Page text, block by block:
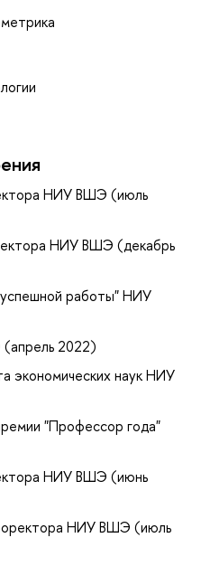
НИУ ВШЭ (июль
НИУ ВШЭ (декабрь
работы" НИУ
2022)
экономических наук НИУ
"Профессор года"
НИУ ВШЭ (июнь
НИУ ВШЭ (июль